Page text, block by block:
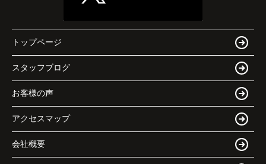
トップページ
スタッフブログ
お客様の声
アクセスマップ
会社概要